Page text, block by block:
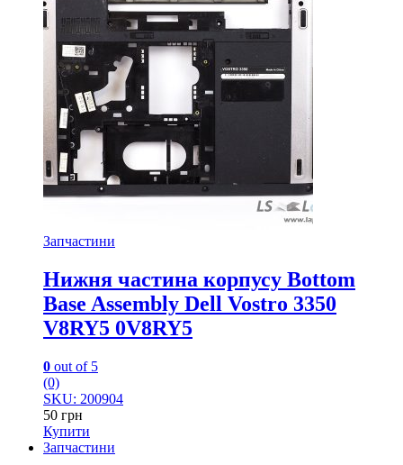
Запчастини
Нижня частина корпусу Bottom
Base Assembly Dell Vostro 3350
V8RY5 0V8RY5
0 out of 5
(0)
SKU: 200904
50 грн
Купити
Запчастини